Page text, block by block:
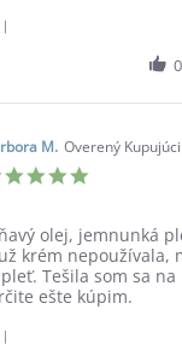
Belková
on
19
Feb
0
M. Overený Kupujúci
5.0
olej, jemnunká
krém nepoužívala,
Tešila som sa na
ešte kúpim.